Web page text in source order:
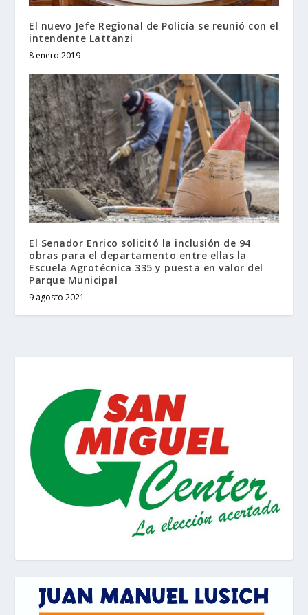
El nuevo Jefe Regional de Policía se reunió con el
intendente Lattanzi
8 enero 2019
El Senador Enrico solicitó la inclusión de 94
obras para el departamento entre ellas la
Escuela Agrotécnica 335 y puesta en valor del
Parque Municipal
9 agosto 2021